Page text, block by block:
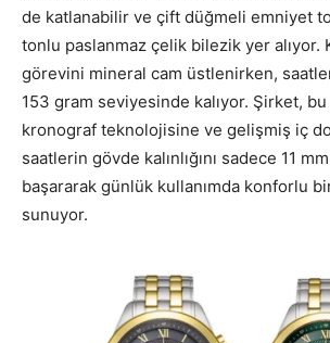
de katlanabilir ve çift düğmeli emniyet
tonlu paslanmaz çelik bilezik yer alıyor.
görevini mineral cam üstlenirken,
153 gram seviyesinde kalıyor. Şirket, bu
kronograf teknolojisine ve gelişmiş iç
saatlerin gövde kalınlığını sadece 11
başararak günlük kullanımda konforlu
sunuyor.